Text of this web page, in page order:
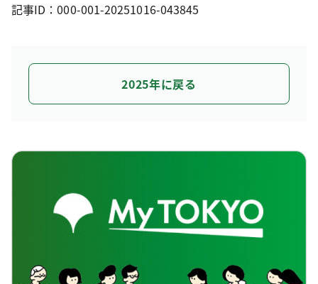
記事ID：000-001-20251016-043845
2025年に戻る